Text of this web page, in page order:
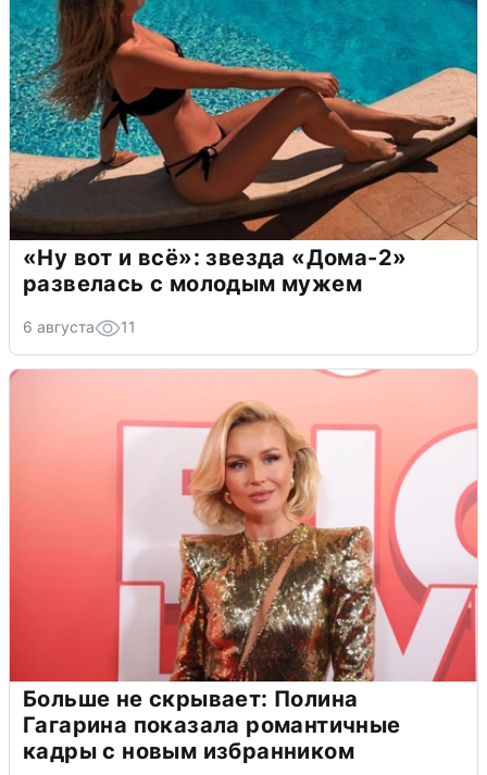
«Ну вот и всё»: звезда «Дома-2»
развелась с молодым мужем
6 августа 11
Больше не скрывает: Полина
Гагарина показала романтичные
кадры с новым избранником